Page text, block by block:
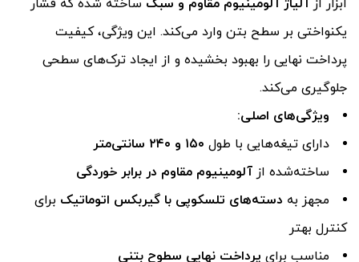
ابزار از آلیاژ آلومینیوم مقاوم و سبک ساخته شده که فشار
یکنواختی بر سطح بتن وارد می‌کند. این ویژگی، کیفیت
پرداخت نهایی را بهبود بخشیده و از ایجاد ترک‌های سطحی
جلوگیری می‌کند.
ویژگی‌های اصلی:
دارای تیغه‌هایی با طول ۱۵۰ و ۲۴۰ سانتی‌متر
ساخته‌شده از آلومینیوم مقاوم در برابر خوردگی
مجهز به دسته‌های تلسکوپی با گیربکس اتوماتیک برای
کنترل بهتر
مناسب برای پرداخت نهایی سطوح بتنی